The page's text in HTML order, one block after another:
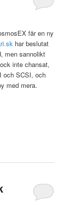
får en ny
har beslutat
men sannolikt
inte chansat,
och SCSI, och
med mera.